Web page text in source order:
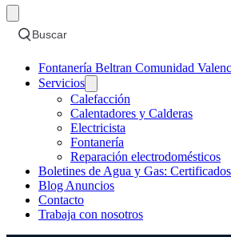
Buscar
Fontanería Beltran Comunidad
Servicios
Calefacción
Calentadores y Calderas
Electricista
Fontanería
Reparación electrodomésticos
Boletines de Agua y Gas:
Blog Anuncios
Contacto
Trabaja con nosotros